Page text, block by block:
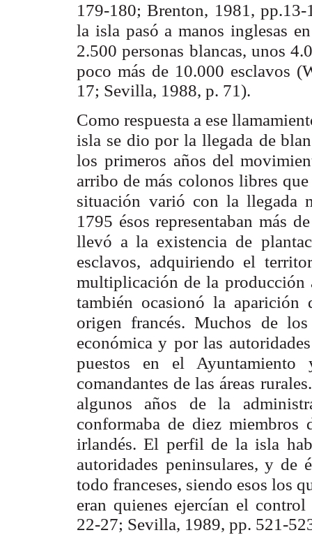
179-180; Brenton, 1981,
la isla pasó a manos inglesas en
2.500 personas blancas, unos
poco más de 10.000 esclavos
17; Sevilla, 1988, p. 71).
Como respuesta a ese
isla se dio por la llegada de
los primeros años del
arribo de más colonos libres que
situación varió con la llegada
1795 ésos representaban más
llevó a la existencia de
esclavos, adquiriendo el
multiplicación de la producción
también ocasionó la aparición
origen francés. Muchos de los
económica y por las
puestos en el
comandantes de las áreas
algunos años de la
conformaba de diez miembros
irlandés. El perfil de la isla
autoridades peninsulares, y de
todo franceses, siendo esos los
eran quienes ejercían el control
22-27; Sevilla, 1989, pp. 521-